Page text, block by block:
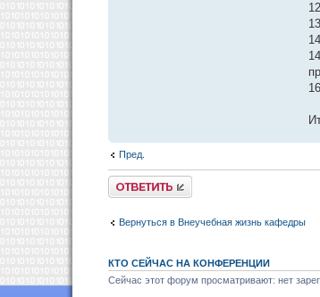
Пред.
Ответить
Вернуться в Внеучебная жизнь кафедры
КТО СЕЙЧАС НА КОНФЕРЕНЦИИ
Сейчас этот форум просматривают: нет